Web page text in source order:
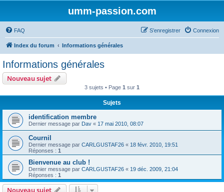
umm-passion.com
FAQ Connexion
S’enregistrer
Index du forum Informations générales
Informations générales
Nouveau sujet
3 sujets • Page 1 sur 1
Sujets
identification membre
Dernier message par Dav « 17 mai 2010, 08:07
Cournil
Dernier message par CARLGUSTAF26 « 18 févr. 2010, 19:51
Réponses : 1
Bienvenue au club !
Dernier message par CARLGUSTAF26 « 19 déc. 2009, 21:04
Réponses : 1
Nouveau sujet